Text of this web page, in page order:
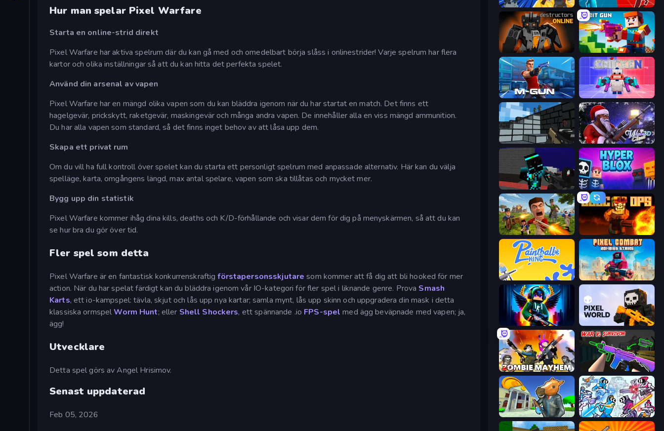
Hur man spelar Pixel Warfare
Starta en online-strid direkt
Pixel Warfare har aktiva spelrum där du kan gå med och omedelbart börja slåss i onlinestrider! Varje spelrum har flera
kartor och olika inställningar så att du kan hitta det perfekta spelet.
Använd din arsenal av vapen
Pixel Warfare har en mängd olika vapen som du kan bläddra igenom när du har startat en match. Det finns ett
hagelgevär, prickskytt, raketgevär, maskingevär och många andra vapen. De innehåller alla en viss mängd ammunition.
Du har alla vapen som standard, så det finns inget behov av att låsa upp dem.
Skapa ett privat rum
Om du vill ha full kontroll över spelet kan du starta ett personligt spelrum med anpassade alternativ. Här kan du välja
spelläge, karta, omgångens längd, max antal spelare, vapen som ska tillåtas och mycket mer.
Bygg upp din statistik
Pixel Warfare kommer ihåg dina kills, deaths och K/D-förhållande och visar dem för dig på menyskärmen, så att du kan
se hur bra du gör över tid.
Fler spel som detta
Pixel Warfare är en fantastisk konkurrenskraftigförstapersonsskjutare som kommer att få dig att bli hooked för mer
action. När du har spelat färdigt kan du bläddra igenom vår IO-kategori för fler spel i liknande genre. Prova Smash
Karts, ett io-kampspel: tävla, skjut och lås upp nya kartar; samla mynt, lås upp skinn och uppgradera din mask i detta
klassiska ormspelWorm Hunt; eller Shell Shockers, ett spännande .io FPS-spel med ägg beväpnade med vapen; ja,
ägg!
Utvecklare
Detta spel görs av Angel Hrisimov.
Senast uppdaterad
Feb 05, 2026
BuildNow GG Battle of the Soldiers: Red vs Blue
Destructors Online Bit Gun.io
Muscle Gun.IO Chicken CS
Pixel Gun 3D Winter Clash 3D
Pixel Wars of Hero Hyperblox Shooting
Redcoats.io BLOCOPS
Paintball King Pixel Combat: Zombies Strike
Pixel World
Zombie Mayhem War V: Survivor
Bank Robbery 3 Space Wars Battleground